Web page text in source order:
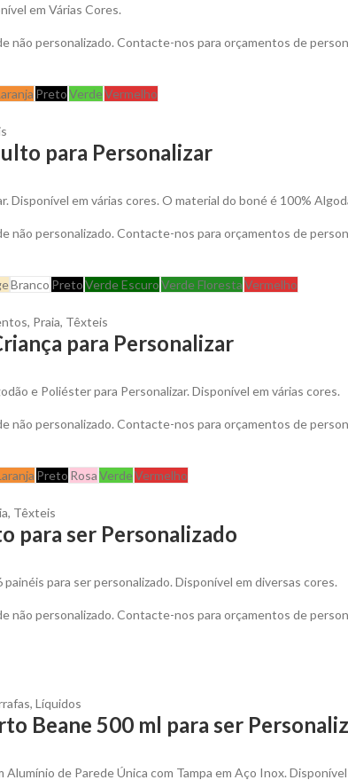
em Várias Cores.
não personalizado. Contacte-nos para orçamentos de
PretoVerdeVermelho
para Personalizar
Disponível em várias cores. O material do boné é 100%
não personalizado. Contacte-nos para orçamentos de
Branco PretoVerde EscuroVerde FlorestaVermelho
, Praia, Têxteis
para Personalizar
e Poliéster para Personalizar. Disponível em várias cores.
não personalizado. Contacte-nos para orçamentos de
Preto RosaVerdeVermelho
, Têxteis
para ser Personalizado
para ser personalizado. Disponível em diversas cores.
não personalizado. Contacte-nos para orçamentos de
, Líquidos
Beane 500 ml para ser
de Parede Única com Tampa em Aço Inox.